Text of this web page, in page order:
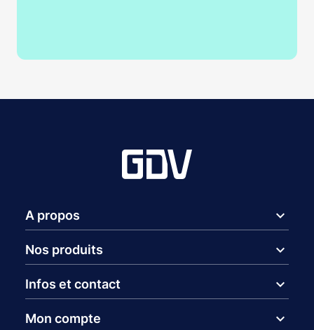
A propos expand_more
Nos produits expand_more
Infos et contact expand_more
Mon compte expand_more